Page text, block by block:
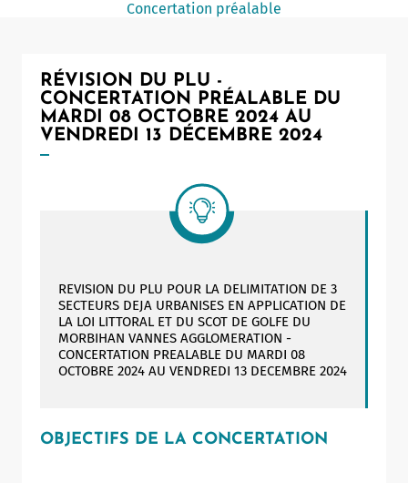
Notaire
Journaliste
Concertation préalable
RÉVISION DU PLU -
CONCERTATION PRÉALABLE DU
MARDI 08 OCTOBRE 2024 AU
VENDREDI 13 DÉCEMBRE 2024
REVISION DU PLU POUR LA DELIMITATION DE 3
SECTEURS DEJA URBANISES EN APPLICATION DE
LA LOI LITTORAL ET DU SCOT DE GOLFE DU
MORBIHAN VANNES AGGLOMERATION -
CONCERTATION PREALABLE DU MARDI 08
OCTOBRE 2024 AU VENDREDI 13 DECEMBRE 2024
OBJECTIFS DE LA CONCERTATION